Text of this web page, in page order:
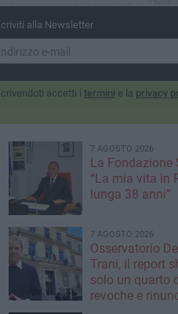
sperimentazione continuerà
a far parte degli interventi
servizio SAD e ADI
alla Newsletter
accetti i termini e la privacy
7 AGOSTO 2026
La Fondazione
“La mia vita in
lunga 38 anni”
7 AGOSTO 2026
Osservatorio
Trani, il report
solo un quarto
revoche e